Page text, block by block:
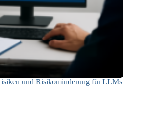
und Risikominderung für LLMs